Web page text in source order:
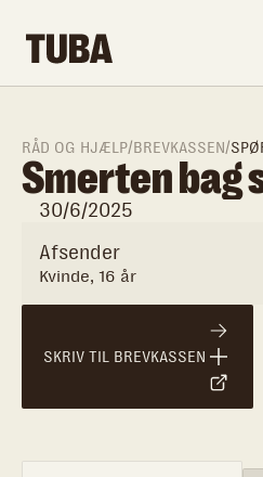
RÅD OG HJÆLP/BREVKASSEN/
Smerten bag
30/6/2025
Afsender
Kvinde, 16 år
SKRIV TIL BREVKASSEN